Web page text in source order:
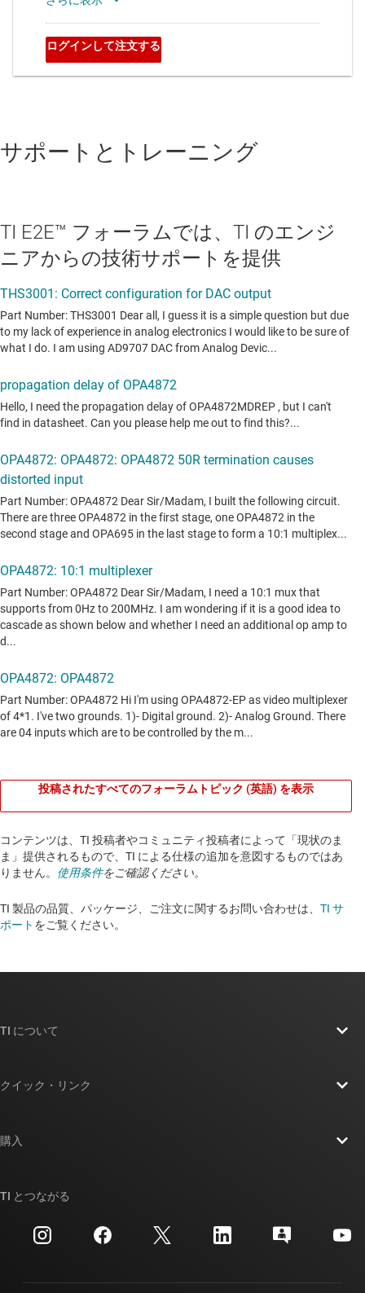
サポートとトレーニング
TI E2E™ フォーラムでは、TI のエンジ
ニアからの技術サポートを提供
投稿されたすべてのフォーラムトピック (英語) を表示
コンテンツは、TI 投稿者やコミュニティ投稿者によって「現状のま
ま」提供されるもので、TI による仕様の追加を意図するものではあ
りません。 使用条件をご確認ください。
TI 製品の品質、パッケージ、ご注文に関するお問い合わせは、 TI サ
ポート をご覧ください。​​​​​​​​​​​​​​
TI について
投資家向け情報
製造
クイック・リンク
クロスリファレンス検索
カスタマー・サポート・センター
購入
ご注文に関する FAQ
TI とつながる